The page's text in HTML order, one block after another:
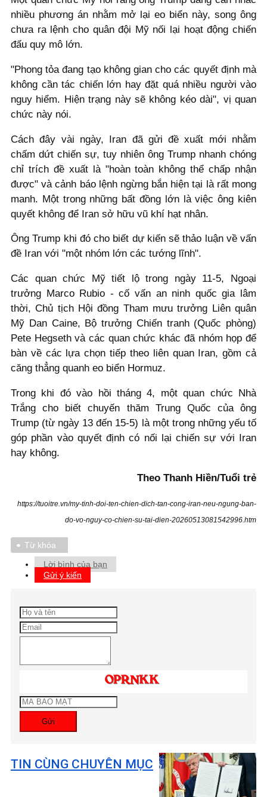
nhiều phương án nhằm mở lại eo biển này, song ông
chưa ra lệnh cho quân đội Mỹ nối lại hoạt động chiến
đấu quy mô lớn.
"Phong tỏa đang tạo không gian cho các quyết định mà
không cần tác chiến lớn hay đặt quá nhiều người vào
nguy hiểm. Hiện trạng này sẽ không kéo dài", vị quan
chức này nói.
Cách đây vài ngày, Iran đã gửi đề xuất mới nhằm
chấm dứt chiến sự, tuy nhiên ông Trump nhanh chóng
chỉ trích đề xuất là "hoàn toàn không thể chấp nhận
được" và cảnh báo lệnh ngừng bắn hiện tại là rất mong
manh. Một trong những bất đồng lớn là việc ông kiên
quyết không để Iran sở hữu vũ khí hạt nhân.
Ông Trump khi đó cho biết dự kiến sẽ thảo luận về vấn
đề Iran với "một nhóm lớn các tướng lĩnh".
Các quan chức Mỹ tiết lộ trong ngày 11-5, Ngoại
trưởng Marco Rubio - cố vấn an ninh quốc gia lâm
thời, Chủ tịch Hội đồng Tham mưu trưởng Liên quân
Mỹ Dan Caine, Bộ trưởng Chiến tranh (Quốc phòng)
Pete Hegseth và các quan chức khác đã nhóm họp để
bàn về các lựa chọn tiếp theo liên quan Iran, gồm cả
căng thẳng quanh eo biển Hormuz.
Trong khi đó vào hồi tháng 4, một quan chức Nhà
Trắng cho biết chuyến thăm Trung Quốc của ông
Trump (từ ngày 13 đến 15-5) là một trong những yếu tố
góp phần vào quyết định có nối lại chiến sự với Iran
hay không.
Theo Thanh Hiền/Tuổi trẻ
https://tuoitre.vn/my-tinh-doi-ten-chien-dich-tan-cong-iran-neu-ngung-ban-
do-vo-nguy-co-chien-su-tai-dien-20260513081542996.htm
Từ khóa
Lời bình của bạn
Gửi ý kiến
Gửi
TIN CÙNG CHUYÊN MỤC